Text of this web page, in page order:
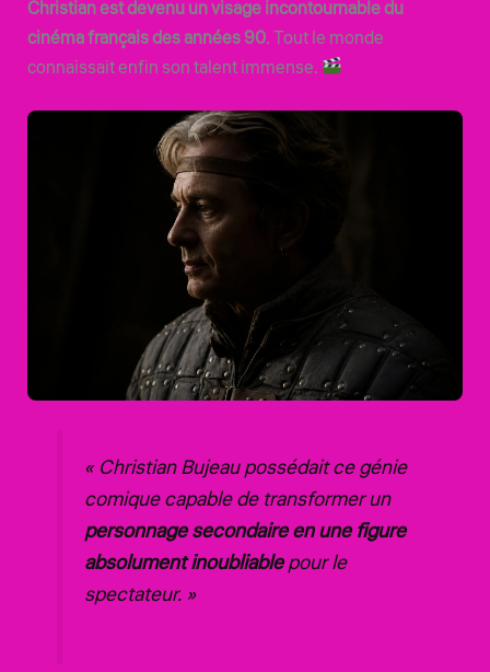
Christian est devenu un visage incontournable du
cinéma français des années 90. Tout le monde
connaissait enfin son talent immense.
« Christian Bujeau possédait ce génie
comique capable de transformer un
personnage secondaire en une figure
absolument inoubliablepour le
spectateur. »